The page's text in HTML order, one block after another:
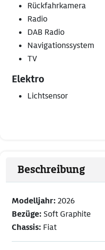
Rückfahrkamera
Radio
DAB Radio
Navigationssystem
TV
Elektro
Lichtsensor
Beschreibung
Modelljahr: 2026
Bezüge: Soft Graphite
Chassis: Fiat